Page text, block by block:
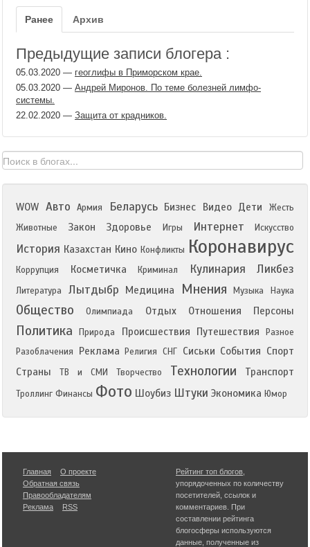
Ранее Архив
Предыдущие записи блогера :
05.03.2020 — геоглифы в Приморском крае.
05.03.2020 — Андрей Миронов. По теме болезней лимфо-
системы.
22.02.2020 — Защита от крадников.
WOW Авто Армия Беларусь Бизнес Видео Дети
Жесть
Животные
Закон Здоровье Игры Интернет Искусство
История Казахстан Кино Конфликты Коронавирус
Коррупция Косметичка Криминал Кулинария Ликбез
Литература Лытдыбр Медицина Мнения Музыка Наука
Общество Олимпиада Отдых Отношения Персоны
Политика Природа Происшествия Путешествия
Разное
Разоблачения
Реклама Религия СНГ Сиськи События Спорт
Страны
ТВ и СМИ Творчество Технологии Транспорт
Троллинг Финансы Фото Шоубиз Штуки Экономика Юмор
Главная
О проекте
Обратная связь
Правообладателям
Реклама
RSS
Рейтинг топ блогов
упорядоченных по количеству
посетителей, ссылок и
комментариев. При
составлении рейтинга
блогосферы используются
данные, полученные из